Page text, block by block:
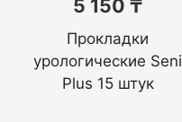
5 150 ₸
Прокладки
урологические Seni
Plus 15 штук